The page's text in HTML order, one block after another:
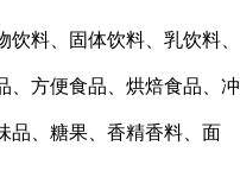
料、固体饮料、乳饮料、
、方便食品、烘焙食品、冲
品、糖果、香精香料、面